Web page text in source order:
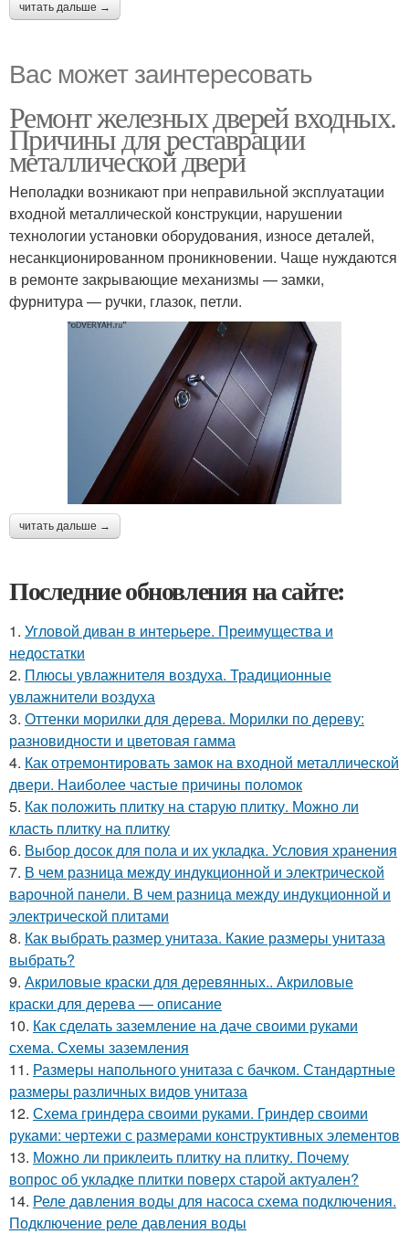
читать дальше →
Вас может заинтересовать
Ремонт железных дверей входных.
Причины для реставрации
металлической двери
Неполадки возникают при неправильной эксплуатации
входной металлической конструкции, нарушении
технологии установки оборудования, износе деталей,
несанкционированном проникновении. Чаще нуждаются
в ремонте закрывающие механизмы — замки,
фурнитура — ручки, глазок, петли.
читать дальше →
Последние обновления на сайте:
1. Угловой диван в интерьере. Преимущества и
недостатки
2. Плюсы увлажнителя воздуха. Традиционные
увлажнители воздуха
3. Оттенки морилки для дерева. Морилки по дереву:
разновидности и цветовая гамма
4. Как отремонтировать замок на входной металлической
двери. Наиболее частые причины поломок
5. Как положить плитку на старую плитку. Можно ли
класть плитку на плитку
6. Выбор досок для пола и их укладка. Условия хранения
7. В чем разница между индукционной и электрической
варочной панели. В чем разница между индукционной и
электрической плитами
8. Как выбрать размер унитаза. Какие размеры унитаза
выбрать?
9. Акриловые краски для деревянных.. Акриловые
краски для дерева — описание
10. Как сделать заземление на даче своими руками
схема. Схемы заземления
11. Размеры напольного унитаза с бачком. Стандартные
размеры различных видов унитаза
12. Схема гриндера своими руками. Гриндер своими
руками: чертежи с размерами конструктивных элементов
13. Можно ли приклеить плитку на плитку. Почему
вопрос об укладке плитки поверх старой актуален?
14. Реле давления воды для насоса схема подключения.
Подключение реле давления воды